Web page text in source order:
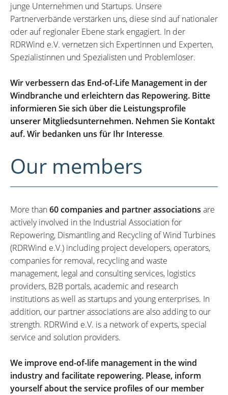
junge Unternehmen und Startups. Unsere
Partnerverbände verstärken uns, diese sind auf nationaler
oder auf regionaler Ebene stark engagiert. In der
RDRWind e.V. vernetzen sich Expertinnen und Experten,
Spezialistinnen und Spezialisten und Problemlöser.
Wir verbessern das End-of-Life Management in der
Windbranche und erleichtern das Repowering. Bitte
informieren Sie sich über die Leistungsprofile
unserer Mitgliedsunternehmen. Nehmen Sie Kontakt
auf. Wir bedanken uns für Ihr Interesse.
Our members
More than60 companies and partner associations are
actively involved in the Industrial Association for
Repowering, Dismantling and Recycling of Wind Turbines
(RDRWind e.V.) including project developers, operators,
companies for removal, recycling and waste
management, legal and consulting services, logistics
providers, B2B portals, academic and research
institutions as well as startups and young enterprises. In
addition, our partner associations are also adding to our
strength. RDRWind e.V. is a network of experts, special
service and solution providers.
We improve end-of-life management in the wind
industry and facilitate repowering. Please, inform
yourself about the service profiles of our member